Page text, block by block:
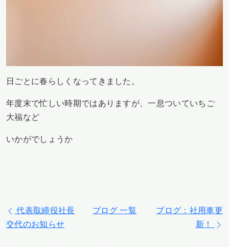
日ごとに春らしくなってきました。
年度末で忙しい時期ではありますが、一息ついていちご
大福など
いかがでしょうか
代表取締役社長
交代のお知らせ
ブログ 一覧
ブログ：社用車更
新！